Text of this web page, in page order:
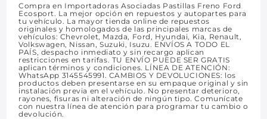
Compra en Importadoras Asociadas Pastillas Freno Ford
Ecosport. La mejor opción en repuestos y autopartes para
tu vehículo. La mayor tienda online de repuestos
originales y homologados de las principales marcas de
vehículos: Chevrolet, Mazda, Ford, Hyundai, Kia, Renault,
Volkswagen, Nissan, Suzuki, Isuzu. ENVÍOS A TODO EL
PAÍS, despacho inmediato y sin recargo aplican
restricciones en tarifas. TU ENVÍO PUEDE SER GRATIS
aplican términos y condiciones. LÍNEA DE ATENCIÓN:
WhatsApp 3145545991. CAMBIOS Y DEVOLUCIONES: los
productos deben presentarse en su empaque original y sin
instalación previa en el vehículo. No presentar deterioro,
rayones, fisuras ni alteración de ningún tipo. Comunícate
con nuestra línea de atención para programar tu cambio o
devolución.